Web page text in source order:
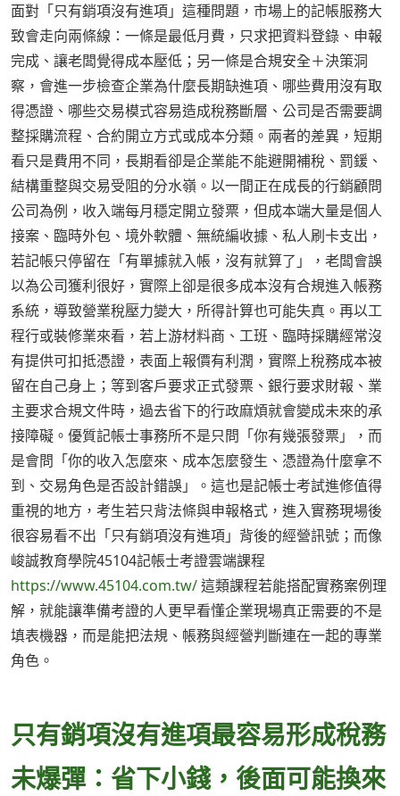
面對「只有銷項沒有進項」這種問題，市場上的記帳服務大
致會走向兩條線：一條是最低月費，只求把資料登錄、申報
完成、讓老闆覺得成本壓低；另一條是合規安全＋決策洞
察，會進一步檢查企業為什麼長期缺進項、哪些費用沒有取
得憑證、哪些交易模式容易造成稅務斷層、公司是否需要調
整採購流程、合約開立方式或成本分類。兩者的差異，短期
看只是費用不同，長期看卻是企業能不能避開補稅、罰鍰、
結構重整與交易受阻的分水嶺。以一間正在成長的行銷顧問
公司為例，收入端每月穩定開立發票，但成本端大量是個人
接案、臨時外包、境外軟體、無統編收據、私人刷卡支出，
若記帳只停留在「有單據就入帳，沒有就算了」，老闆會誤
以為公司獲利很好，實際上卻是很多成本沒有合規進入帳務
系統，導致營業稅壓力變大，所得計算也可能失真。再以工
程行或裝修業來看，若上游材料商、工班、臨時採購經常沒
有提供可扣抵憑證，表面上報價有利潤，實際上稅務成本被
留在自己身上；等到客戶要求正式發票、銀行要求財報、業
主要求合規文件時，過去省下的行政麻煩就會變成未來的承
接障礙。優質記帳士事務所不是只問「你有幾張發票」，而
是會問「你的收入怎麼來、成本怎麼發生、憑證為什麼拿不
到、交易角色是否設計錯誤」。這也是記帳士考試進修值得
重視的地方，考生若只背法條與申報格式，進入實務現場後
很容易看不出「只有銷項沒有進項」背後的經營訊號；而像
峻誠教育學院45104記帳士考證雲端課程
https://www.45104.com.tw/這類課程若能搭配實務案例理
解，就能讓準備考證的人更早看懂企業現場真正需要的不是
填表機器，而是能把法規、帳務與經營判斷連在一起的專業
角色。
只有銷項沒有進項最容易形成稅務
未爆彈：省下小錢，後面可能換來